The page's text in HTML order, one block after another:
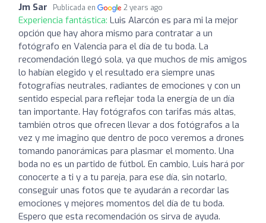
Jm Sar Publicada en 2 years ago
Experiencia fantástica: Luis Alarcón es para mi la mejor
opción que hay ahora mismo para contratar a un
fotógrafo en Valencia para el día de tu boda. La
recomendación llegó sola, ya que muchos de mis amigos
lo habían elegido y el resultado era siempre unas
fotografías neutrales, radiantes de emociones y con un
sentido especial para reflejar toda la energía de un día
tan importante. Hay fotógrafos con tarifas más altas,
también otros que ofrecen llevar a dos fotógrafos a la
vez y me imagino que dentro de poco veremos a drones
tomando panorámicas para plasmar el momento. Una
boda no es un partido de fútbol. En cambio, Luis hará por
conocerte a ti y a tu pareja, para ese día, sin notarlo,
conseguir unas fotos que te ayudarán a recordar las
emociones y mejores momentos del día de tu boda.
Espero que esta recomendación os sirva de ayuda.